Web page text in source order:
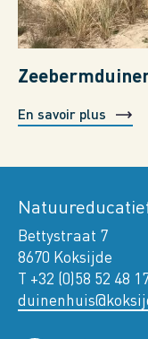
En savoir plus
Bettystraat 7
8670 Koksijde
T +32 (0)58 52 48